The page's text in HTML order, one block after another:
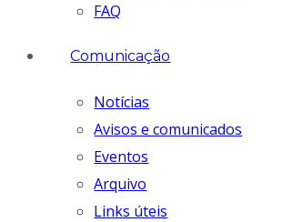
FAQ
Comunicação
Notícias
Avisos e comunicados
Eventos
Arquivo
Links úteis